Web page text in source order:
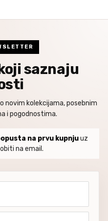
saznaju
novim kolekcijama, posebnim
i pogodnostima.
na prvu kupnjuuz
na email.